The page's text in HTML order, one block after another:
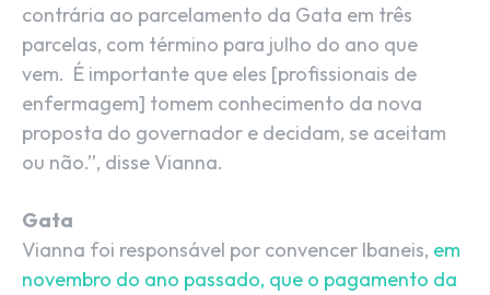
contrária ao parcelamento da Gata em três
parcelas, com término para julho do ano que
vem. É importante que eles [profissionais de
enfermagem] tomem conhecimento da nova
proposta do governador e decidam, se aceitam
ou não.”, disse Vianna.
Gata
Vianna foi responsável por convencer Ibaneis, em
novembro do ano passado, que o pagamento da